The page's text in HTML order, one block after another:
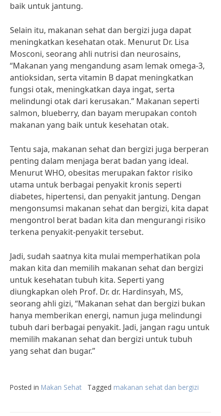
baik untuk jantung.
Selain itu, makanan sehat dan bergizi juga dapat
meningkatkan kesehatan otak. Menurut Dr. Lisa
Mosconi, seorang ahli nutrisi dan neurosains,
“Makanan yang mengandung asam lemak omega-3,
antioksidan, serta vitamin B dapat meningkatkan
fungsi otak, meningkatkan daya ingat, serta
melindungi otak dari kerusakan.” Makanan seperti
salmon, blueberry, dan bayam merupakan contoh
makanan yang baik untuk kesehatan otak.
Tentu saja, makanan sehat dan bergizi juga berperan
penting dalam menjaga berat badan yang ideal.
Menurut WHO, obesitas merupakan faktor risiko
utama untuk berbagai penyakit kronis seperti
diabetes, hipertensi, dan penyakit jantung. Dengan
mengonsumsi makanan sehat dan bergizi, kita dapat
mengontrol berat badan kita dan mengurangi risiko
terkena penyakit-penyakit tersebut.
Jadi, sudah saatnya kita mulai memperhatikan pola
makan kita dan memilih makanan sehat dan bergizi
untuk kesehatan tubuh kita. Seperti yang
diungkapkan oleh Prof. Dr. dr. Hardinsyah, MS,
seorang ahli gizi, “Makanan sehat dan bergizi bukan
hanya memberikan energi, namun juga melindungi
tubuh dari berbagai penyakit. Jadi, jangan ragu untuk
memilih makanan sehat dan bergizi untuk tubuh
yang sehat dan bugar.”
Posted in Makan Sehat Tagged makanan sehat dan bergizi